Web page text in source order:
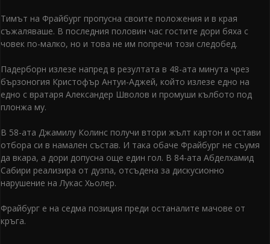
Тимът на Фрайбург пропусна своите положения и в края
съжаляваше. В последния половин час гостите дори бяха с
човек по-малко, но и това не им попречи този следобед.
Падерборн излезе напред в резултата в 48-ата минута чрез
бързоногия Кристофър Антуи-Аджей, който излезе едно на
едно с вратаря Александер Шволов и промуши кълбото под
плонжа му.
В 58-ата Джамилу Колинс получи втори жълт картон и остави
отбора си в намален състав. И така обаче Фрайбург не съумя
да вкара, а дори допусна още един гол. В 84-ата Абделхамид
Сабири реализира от дузпа, отсъдена за дискусионно
нарушение на Лукас Хьолер.
Фрайбург е на седма позиция преди останалите мачове от
кръга.